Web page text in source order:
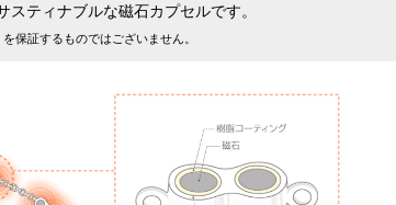
を続ける
ティナブルな磁石カプセルです。
保証するものではございません。